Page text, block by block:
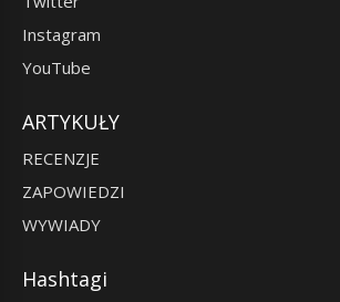
Instagram
YouTube
ARTYKUŁY
RECENZJE
ZAPOWIEDZI
WYWIADY
Hashtagi